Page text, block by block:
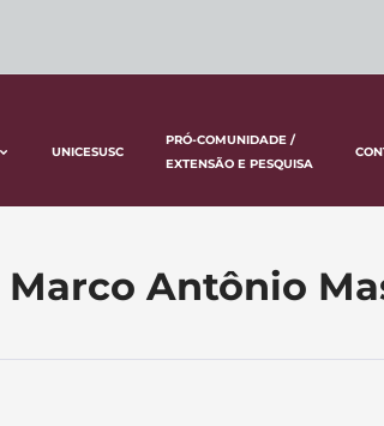
UNICESUSC
PRÓ-COMUNIDADE /
EXTENSÃO E PESQUISA
Antônio